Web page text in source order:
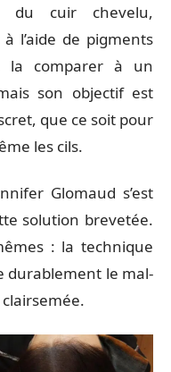
du cuir chevelu,
l’aide de pigments
la comparer à un
son objectif est
que ce soit pour
les cils.
Glomaud s’est
solution brevetée.
: la technique
durablement le mal-